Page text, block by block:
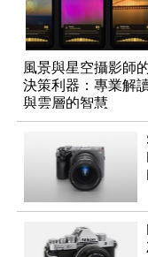
風景與星空攝影師
決策利器：專業解
與雲層的智慧
App「Atmos」登場